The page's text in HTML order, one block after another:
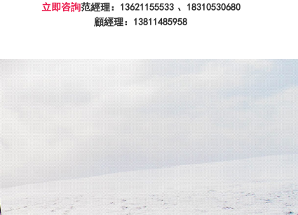
新聞中心 聯系我們
立即咨詢范經理：13621155533 、
18310530680
顧經理：13811485958